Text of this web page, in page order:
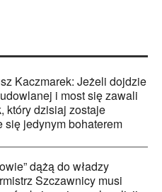
Kaczmarek: Jeżeli dojdzie
i most się zawali
który dzisiaj zostaje
się jedynym bohaterem
dążą do władzy
Szczawnicy musi